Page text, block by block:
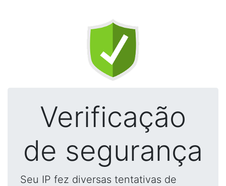
Verificação
de segurança
Seu IP fez diversas tentativas de